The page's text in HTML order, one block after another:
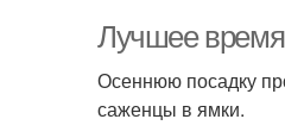
Лучшее время
Осеннюю посадку
саженцы в ямки.